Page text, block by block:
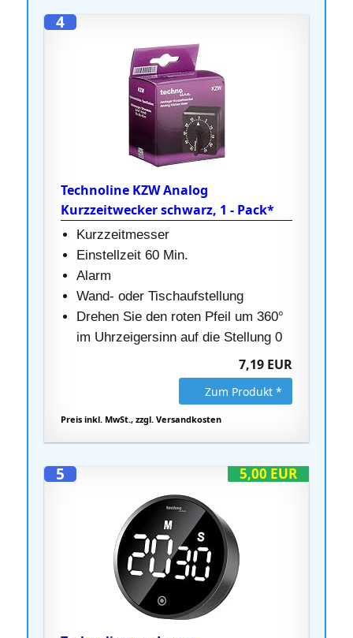
4
Technoline KZW Analog
Kurzzeitwecker schwarz, 1 - Pack*
Kurzzeitmesser
Einstellzeit 60 Min.
Alarm
Wand- oder Tischaufstellung
Drehen Sie den roten Pfeil um 360°
im Uhrzeigersinn auf die Stellung 0
7,19 EUR
Zum Produkt *
Preis inkl. MwSt., zzgl. Versandkosten
5,00 EUR
5